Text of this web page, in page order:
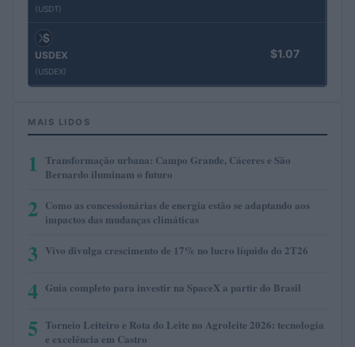
(USDT)
USDEX
(USDEX)
$1.07
MAIS LIDOS
1 Transformação urbana: Campo Grande, Cáceres e São
Bernardo iluminam o futuro
2 Como as concessionárias de energia estão se adaptando aos
impactos das mudanças climáticas
3 Vivo divulga crescimento de 17% no lucro líquido do 2T26
4 Guia completo para investir na SpaceX a partir do Brasil
5 Torneio Leiteiro e Rota do Leite no Agroleite 2026: tecnologia
e excelência em Castro